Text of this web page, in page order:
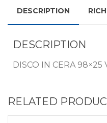
DESCRIPTION
DESCRIPTION
DISCO IN CERA 98×25
RELATED